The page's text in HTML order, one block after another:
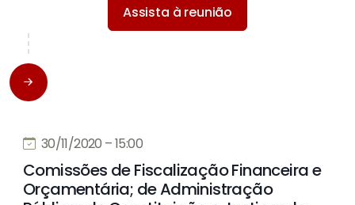
Assista à reunião
30/11/2020 – 15:00
Comissões de Fiscalização Financeira e
Orçamentária; de Administração